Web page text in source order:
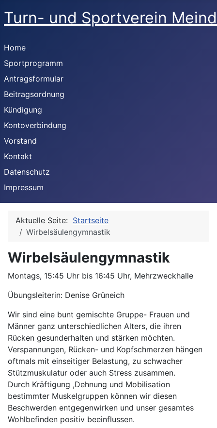
Turn- und Sportverein
Home
Sportprogramm
Antragsformular
Beitragsordnung
Kündigung
Kontoverbindung
Vorstand
Kontakt
Datenschutz
Impressum
Aktuelle Seite: Startseite
Wirbelsäulengymnastik
Wirbelsäulengymnastik
Montags, 15:45 Uhr bis 16:45 Uhr, Mehrzweckhalle
Übungsleiterin: Denise Grüneich
Wir sind eine bunt gemischte Gruppe- Frauen und
Männer ganz unterschiedlichen Alters, die ihren
Rücken gesunderhalten und stärken möchten.
Verspannungen, Rücken- und Kopfschmerzen hängen
oftmals mit einseitiger Belastung, zu schwacher
Stützmuskulatur oder auch Stress zusammen.
Durch Kräftigung ,Dehnung und Mobilisation
bestimmter Muskelgruppen können wir diesen
Beschwerden entgegenwirken und unser gesamtes
Wohlbefinden positiv beeinflussen.